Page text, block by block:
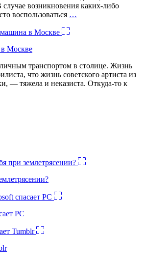
случае возникновения каких-либо
воспользоваться …
Москве
транспортом в столице. Жизнь
что жизнь советского артиста из
— тяжела и неказиста. Откуда-то к
PC